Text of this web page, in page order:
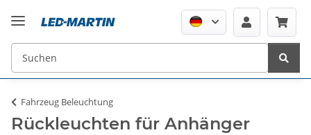
Fahrzeug Beleuchtung
Rückleuchten für Anhänger